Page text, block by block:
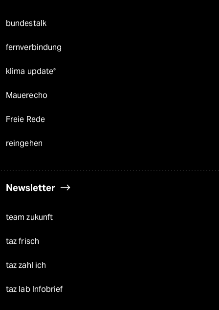
bundestalk
fernverbindung
klima update°
Mauerecho
Freie Rede
reingehen
Newsletter
team zukunft
taz frisch
taz zahl ich
taz lab Infobrief